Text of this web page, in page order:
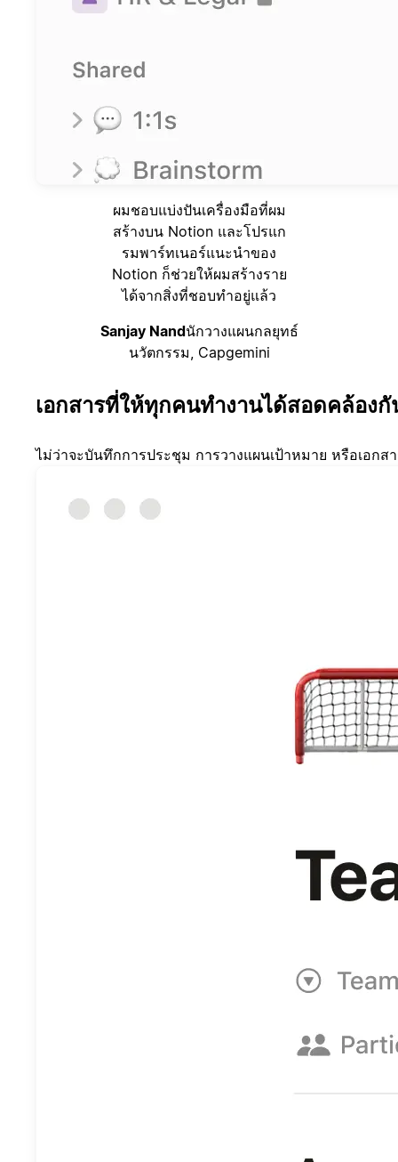
ผมชอบแบ่งปันเครื่องมือที่ผม
สร้างบน Notion และโปรแก
รมพาร์ทเนอร์แนะนำของ
Notion ก็ช่วยให้ผมสร้างราย
ได้จากสิ่งที่ชอบทำอยู่แล้ว
Sanjay Nandนักวางแผนกลยุทธ์
นวัตกรรม, Capgemini
เอกสารที่ให้ทุกคนทำงานได้สอดคล้องกั
ไม่ว่าจะบันทึกการประชุม การวางแผนเป้าหมาย หรือเอก